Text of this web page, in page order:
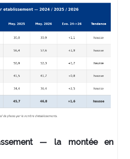
— la montée en